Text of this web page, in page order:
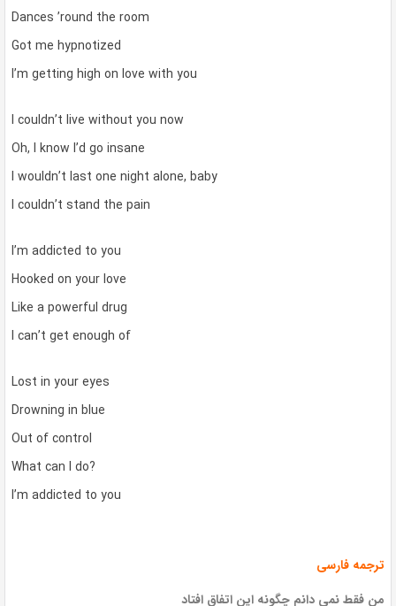
Dances ’round the room
Got me hypnotized
I’m getting high on love with you
I couldn’t live without you now
Oh, I know I’d go insane
I wouldn’t last one night alone, baby
I couldn’t stand the pain
I’m addicted to you
Hooked on your love
Like a powerful drug
I can’t get enough of
Lost in your eyes
Drowning in blue
Out of control
What can I do?
I’m addicted to you
ترجمه فارسی
من فقط نمی دانم چگونه این اتفاق افتاد